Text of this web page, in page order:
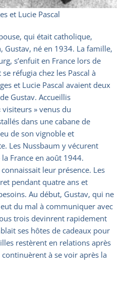
et Lucie Pascal
qui était catholique,
Gustav, né en 1934. La famille,
s’enfuit en France lors de
réfugia chez les Pascal à
et Lucie Pascal avaient deux
Gustav. Accueillis
» venus du
dans une cabane de
de son vignoble et
Les Nussbaum y vécurent
France en août 1944.
leur présence. Les
pendant quatre ans et
Au début, Gustav, qui ne
du mal à communiquer avec
trois devinrent rapidement
ses hôtes de cadeaux pour
restèrent en relations après
à se voir après la